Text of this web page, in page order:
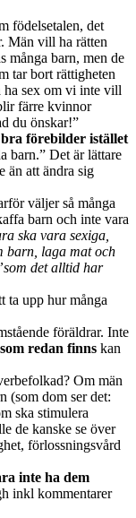
födelsetalen, det
Män vill ha rätten
många barn, men de
tar bort rättigheten
ha sex om vi inte vill
färre kvinnor
du önskar!”
förebilder istället
barn.” Det är lättare
än att ändra sig
väljer så många
barn och inte vara
ska vara sexiga,
barn, laga mat och
det alltid har
ta upp hur många
föräldrar. Inte
redan finns kan
Om män
(som dom ser det:
ska stimulera
de kanske se över
förlossningsvård
inte ha dem
inkl kommentarer